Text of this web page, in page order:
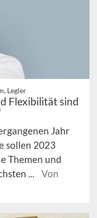
Legler
Flexibilität sind
Jahr
sollen 2023
Themen und
...
Von